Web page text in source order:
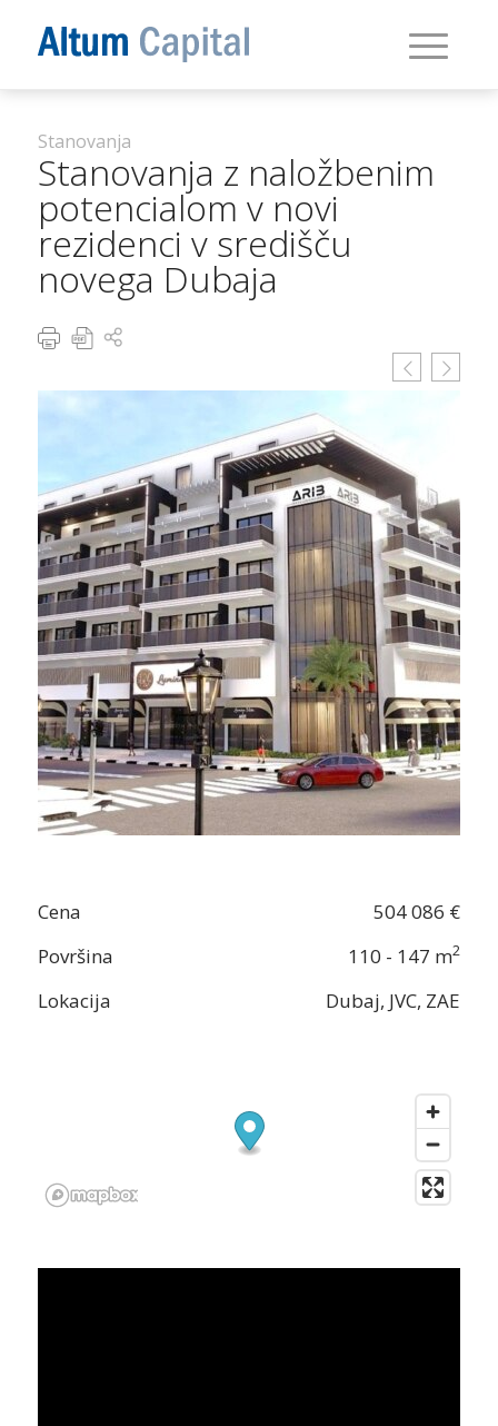
Stanovanja
Stanovanja z naložbenim
potencialom v novi
rezidenci v središču
novega Dubaja
Cena
504 086 €
Površina
110 - 147 m2
Lokacija Dubaj, JVC, ZAE